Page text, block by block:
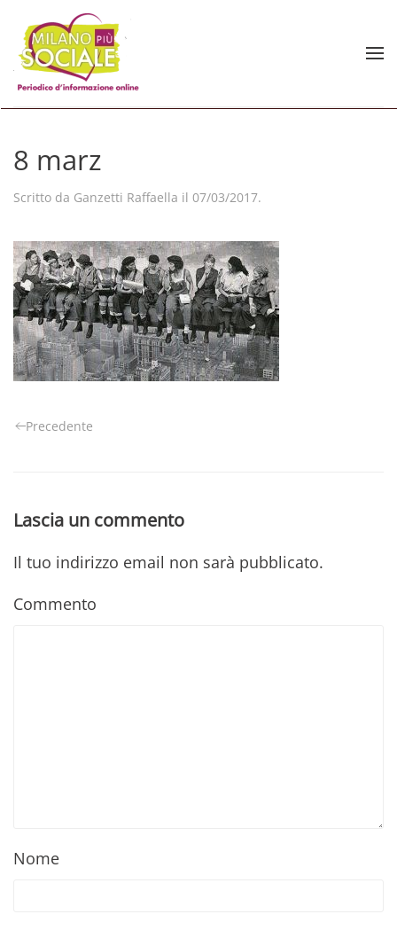
Skip to main content
8 marz
Scritto da Ganzetti Raffaella il 07/03/2017.
Precedente
Lascia un commento
Il tuo indirizzo email non sarà pubblicato.
Commento
Nome